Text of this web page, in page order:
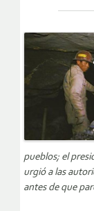
pueblos; el
urgió a las
antes de que